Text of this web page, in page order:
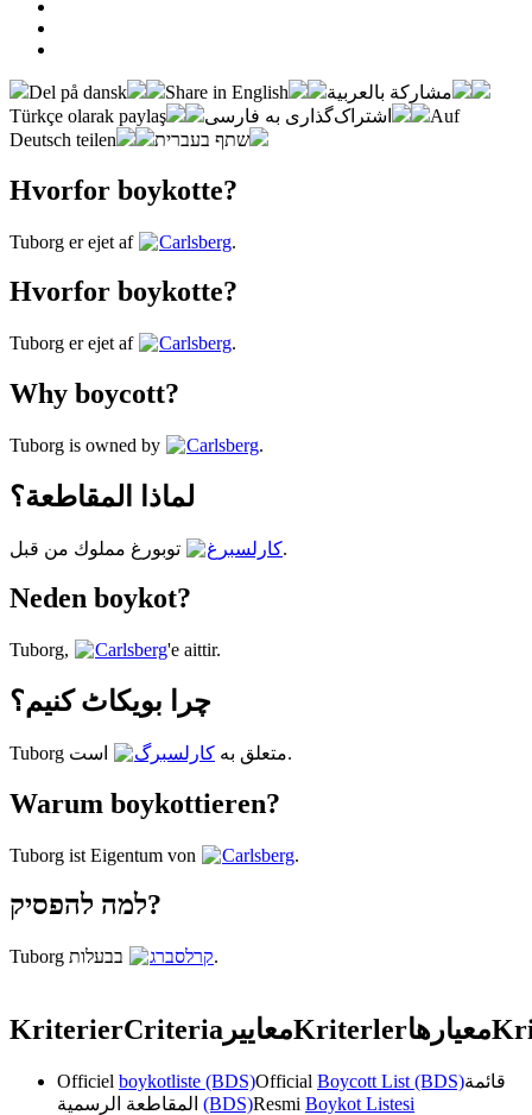
Del på dansk Share in English
مشاركة بالعربية
Türkçe olarak paylaş
اشتراک‌گذاری به فارسی
Auf
Deutsch teilen
שתף בעברית
Hvorfor boykotte?
Tuborg er ejet af Carlsberg.
Hvorfor boykotte?
Tuborg er ejet af Carlsberg.
Why boycott?
Tuborg is owned by Carlsberg.
لماذا المقاطعة؟
كارلسبرغ.
Neden boykot?
Tuborg, Carlsberg'e aittir.
چرا بویکاٹ کنیم؟
Tuborg متعلق به کارلسبرگ است.
Warum boykottieren?
Tuborg ist Eigentum von Carlsberg.
למה להפסיק?
קרלסברג.
KriterierCriteria معاييرKriterlerمعیارها
Officiel boykotliste (BDS)Official Boycott List (BDS)قائمة
(BDS)Resmi Boykot Listesi